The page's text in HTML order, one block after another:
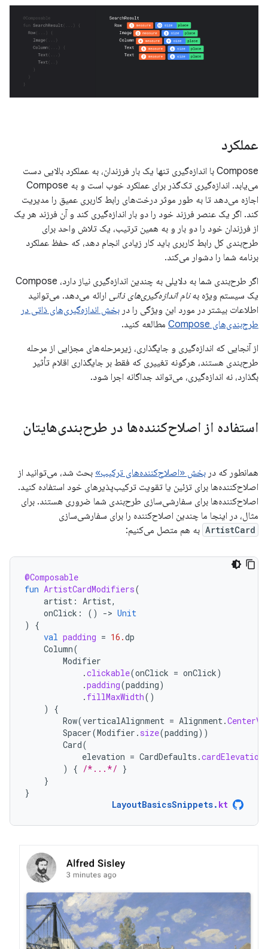
عملکرد
Compose با اندازه‌گیری تنها یک بار فرزندان، به عملکرد بالایی دست
می‌یابد. اندازه‌گیری تک‌گذر برای عملکرد خوب است و به Compose
اجازه می‌دهد تا به طور موثر درخت‌های رابط کاربری عمیق را مدیریت
کند. اگر یک عنصر فرزند خود را دو بار اندازه‌گیری کند و آن فرزند هر یک
از فرزندان خود را دو بار و به همین ترتیب، یک تلاش واحد برای
طرح‌بندی کل رابط کاربری باید کار زیادی انجام دهد، که حفظ عملکرد
برنامه شما را دشوار می‌کند.
اگر طرح‌بندی شما به دلایلی به چندین اندازه‌گیری نیاز دارد، Compose
یک سیستم ویژه بهنام اندازه‌گیری‌های ذاتی ارائه می‌دهد. می‌توانید
اطلاعات بیشتر در مورد این ویژگی را در بخش اندازه‌گیری‌های ذاتی در
طرح‌بندی‌های Compose
مطالعه کنید.
از آنجایی که اندازه‌گیری و جایگذاری، زیرمرحله‌های مجزایی از مرحله
طرح‌بندی هستند، هرگونه تغییری که فقط بر جایگذاری اقلام تأثیر
بگذارد، نه اندازه‌گیری، می‌تواند جداگانه اجرا شود.
استفاده از اصلاح‌کننده‌ها در طرح‌بندی‌هایتان
همانطور که در بخش «اصلاح‌کننده‌های ترکیب» بحث شد، می‌توانید از
اصلاح‌کننده‌ها برای تزئین یا تقویت ترکیب‌پذیرهای خود استفاده کنید.
اصلاح‌کننده‌ها برای سفارشی‌سازی طرح‌بندی شما ضروری هستند. برای
مثال، در اینجا ما چندین اصلاح‌کننده را برای سفارشی‌سازی
ArtistCard به هم متصل می‌کنیم:
@Composable
fun ArtistCardModifiers(
artist : Artist,
onClick : () -> Unit
)
{
val padding = 16.dp
Column(
Modifier
.clickable(onClick = onClick)
.padding(padding)
. fillMaxWidth()
)
{
Row(verticalAlignment = Alignment.
Spacer(Modifier . size(padding))
Card(
elevation = CardDefaults .cardElevation
)
{ /*...*/ }
}
}
LayoutBasicsSnippets. kt